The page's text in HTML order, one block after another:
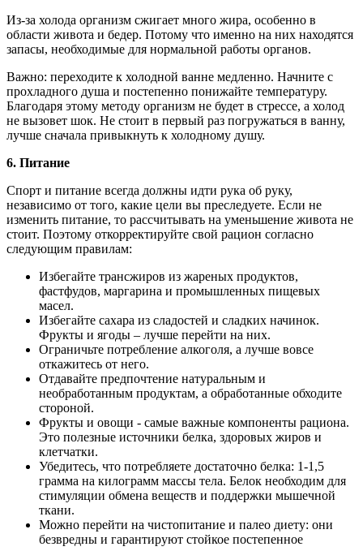
Из-за холода организм сжигает много жира, особенно в
области живота и бедер. Потому что именно на них находятся
запасы, необходимые для нормальной работы органов.
Важно: переходите к холодной ванне медленно. Начните с
прохладного душа и постепенно понижайте температуру.
Благодаря этому методу организм не будет в стрессе, а холод
не вызовет шок. Не стоит в первый раз погружаться в ванну,
лучше сначала привыкнуть к холодному душу.
6. Питание
Спорт и питание всегда должны идти рука об руку,
независимо от того, какие цели вы преследуете. Если не
изменить питание, то рассчитывать на уменьшение живота не
стоит. Поэтому откорректируйте свой рацион согласно
следующим правилам:
Избегайте трансжиров из жареных продуктов,
фастфудов, маргарина и промышленных пищевых
масел.
Избегайте сахара из сладостей и сладких начинок.
Фрукты и ягоды – лучше перейти на них.
Ограничьте потребление алкоголя, а лучше вовсе
откажитесь от него.
Отдавайте предпочтение натуральным и
необработанным продуктам, а обработанные обходите
стороной.
Фрукты и овощи - самые важные компоненты рациона.
Это полезные источники белка, здоровых жиров и
клетчатки.
Убедитесь, что потребляете достаточно белка: 1-1,5
грамма на килограмм массы тела. Белок необходим для
стимуляции обмена веществ и поддержки мышечной
ткани.
Можно перейти на чистопитание и палео диету: они
безвредны и гарантируют стойкое постепенное